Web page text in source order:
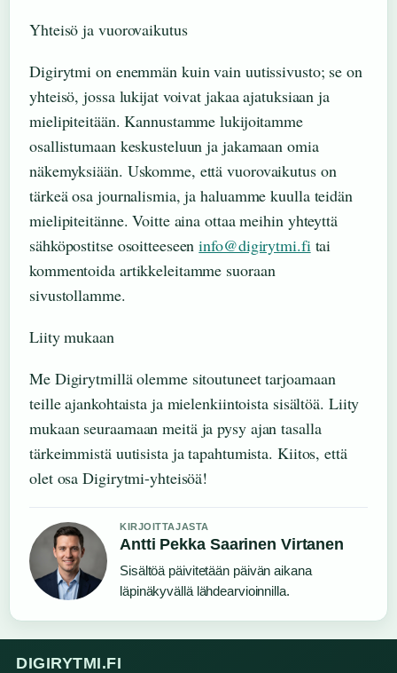
Yhteisö ja vuorovaikutus
Digirytmi on enemmän kuin vain uutissivusto; se on
yhteisö, jossa lukijat voivat jakaa ajatuksiaan ja
mielipiteitään. Kannustamme lukijoitamme
osallistumaan keskusteluun ja jakamaan omia
näkemyksiään. Uskomme, että vuorovaikutus on
tärkeä osa journalismia, ja haluamme kuulla teidän
mielipiteitänne. Voitte aina ottaa meihin yhteyttä
sähköpostitse osoitteeseeninfo@digirytmi.fitai
kommentoida artikkeleitamme suoraan
sivustollamme.
Liity mukaan
Me Digirytmillä olemme sitoutuneet tarjoamaan
teille ajankohtaista ja mielenkiintoista sisältöä. Liity
mukaan seuraamaan meitä ja pysy ajan tasalla
tärkeimmistä uutisista ja tapahtumista. Kiitos, että
olet osa Digirytmi-yhteisöä!
KIRJOITTAJASTA
Antti Pekka Saarinen Virtanen
Sisältöä päivitetään päivän aikana
läpinäkyvällä lähdearvioinnilla.
DIGIRYTMI.FI